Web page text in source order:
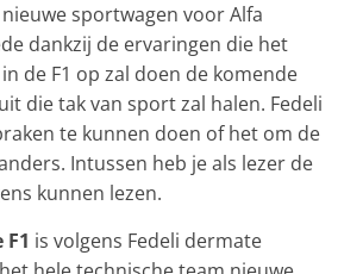
sportwagen voor Alfa
dankzij de ervaringen die het
de F1 op zal doen de komende
die tak van sport zal halen. Fedeli
te kunnen doen of het om de
Intussen heb je als lezer de
kunnen lezen.
is volgens Fedeli dermate